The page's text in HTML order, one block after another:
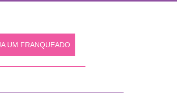
UM FRANQUEADO